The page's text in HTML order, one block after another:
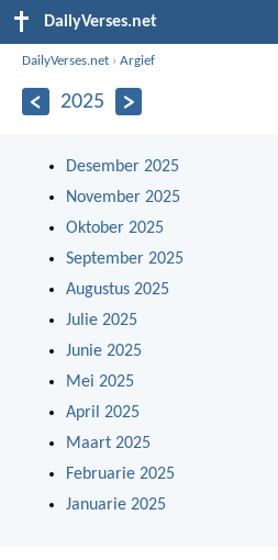
DailyVerses.net
DailyVerses.net ›Argief
2025
Desember 2025
November 2025
Oktober 2025
September 2025
Augustus 2025
Julie 2025
Junie 2025
Mei 2025
April 2025
Maart 2025
Februarie 2025
Januarie 2025